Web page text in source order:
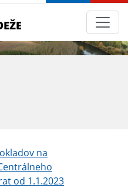
na
od 1.1.2023